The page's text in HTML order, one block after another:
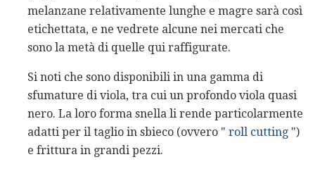
melanzane relativamente lunghe e magre sarà così
etichettata, e ne vedrete alcune nei mercati che
sono la metà di quelle qui raffigurate.
Si noti che sono disponibili in una gamma di
sfumature di viola, tra cui un profondo viola quasi
nero. La loro forma snella li rende particolarmente
adatti per il taglio in sbieco (ovvero " roll cutting ")
e frittura in grandi pezzi.